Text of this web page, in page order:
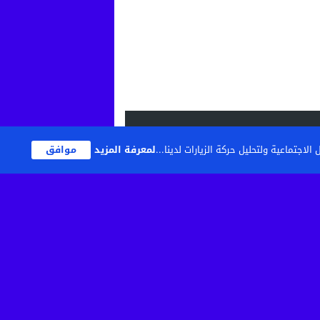
ولتحليل حركة الزيارات لدينا...لمعرفة المزيد موافق